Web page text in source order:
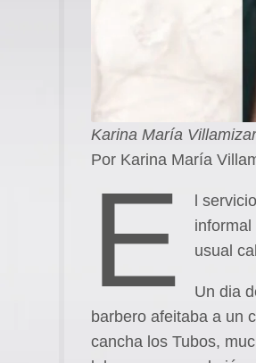
Karina María
Por Karina María
E
l
usual
Un dia
barbero afeitaba a un
cancha los Tubos,